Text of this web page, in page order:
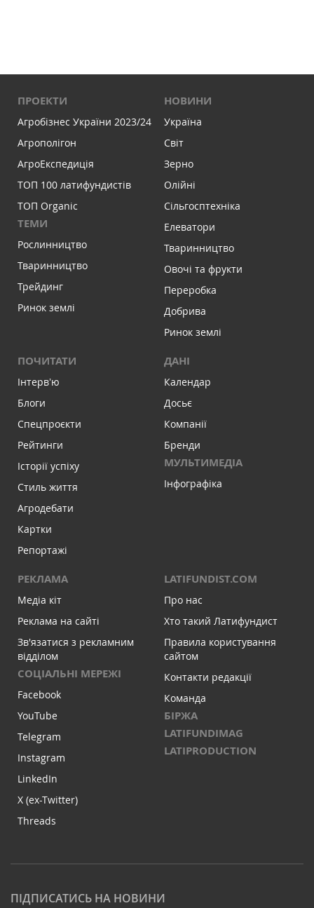
ПРОЕКТИ
Агробізнес України 2023/24
Агрополігон
АгроЕкспедиція
ТОП 100 латифундистів
ТОП Organic
ТЕМИ
Рослинництво
Тваринництво
Трейдинг
Ринок землі
НОВИНИ
Україна
Світ
Зерно
Олійні
Сільгосптехніка
Елеватори
Тваринництво
Овочі та фрукти
Переробка
Добрива
Ринок землі
ПОЧИТАТИ
Інтервʼю
Блоги
Спецпроєкти
Рейтинги
Історії успіху
Стиль життя
Агродебати
Картки
Репортажі
ДАНІ
Календар
Досьє
Компанії
Бренди
МУЛЬТИМЕДІА
Інфографіка
РЕКЛАМА
Медіа кіт
Реклама на сайті
Зв'язатися з рекламним
відділом
СОЦІАЛЬНІ МЕРЕЖІ
Facebook
YouTube
Telegram
Instagram
LinkedIn
X (ex-Twitter)
Threads
LATIFUNDIST.COM
Про нас
Хто такий Латифундист
Правила користування
сайтом
Контакти редакції
Команда
БІРЖА
LATIFUNDIMAG
LATIPRODUCTION
ПІДПИСАТИСЬ НА НОВИНИ